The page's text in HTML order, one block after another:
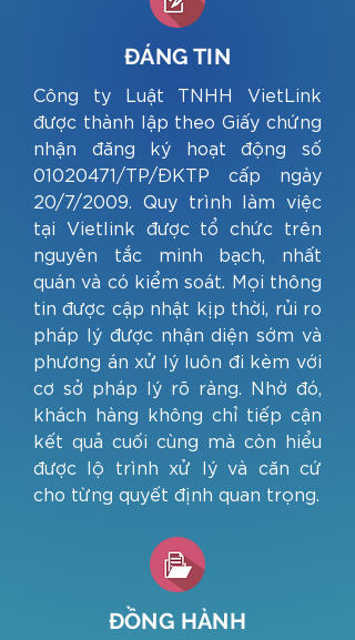
ĐÁNG TIN
Công ty Luật TNHH VietLink
được thành lập theo Giấy chứng
nhận đăng ký hoạt động số
01020471/TP/ĐKTP cấp ngày
20/7/2009. Quy trình làm việc
tại Vietlink được tổ chức trên
nguyên tắc minh bạch, nhất
quán và có kiểm soát. Mọi thông
tin được cập nhật kịp thời, rủi ro
pháp lý được nhận diện sớm và
phương án xử lý luôn đi kèm với
cơ sở pháp lý rõ ràng. Nhờ đó,
khách hàng không chỉ tiếp cận
kết quả cuối cùng mà còn hiểu
được lộ trình xử lý và căn cứ
cho từng quyết định quan trọng.
ĐỒNG HÀNH